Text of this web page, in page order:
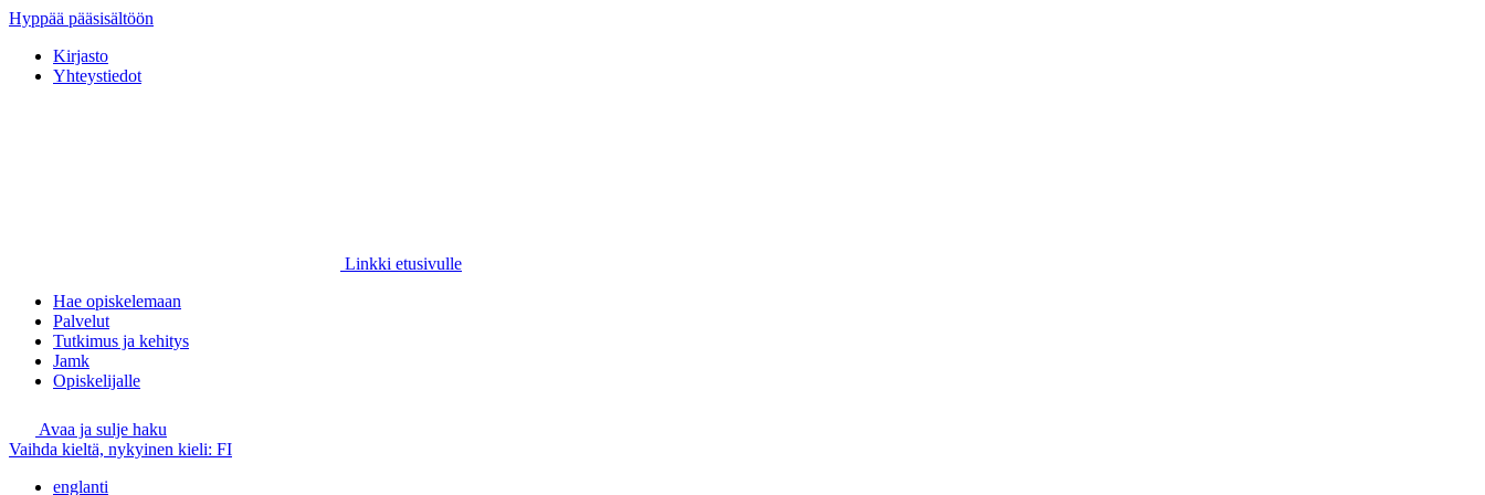
Hyppää pääsisältöön
Kirjasto
Yhteystiedot
Linkki etusivulle
Hae opiskelemaan
Palvelut
Tutkimus ja kehitys
Jamk
Opiskelijalle
Avaa ja sulje haku
Vaihda kieltä, nykyinen kieli: FI
englanti